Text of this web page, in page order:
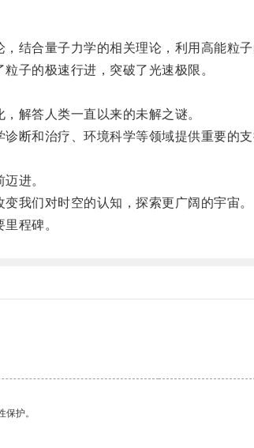
合量子力学的相关理论，利用高能粒子
子的极速行进，突破了光速极限。
解答人类一直以来的未解之谜。
和治疗、环境科学等领域提供重要的支
进。
们对时空的认知，探索更广阔的宇宙。
程碑。
护。